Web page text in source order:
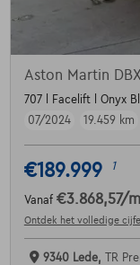
Aston Martin DBX
707 l Facelift l Onyx
07/2024
19.459 km
€189.999 1
Vanaf €3.868,57/
Ontdek het volledige
9340 Lede, TR